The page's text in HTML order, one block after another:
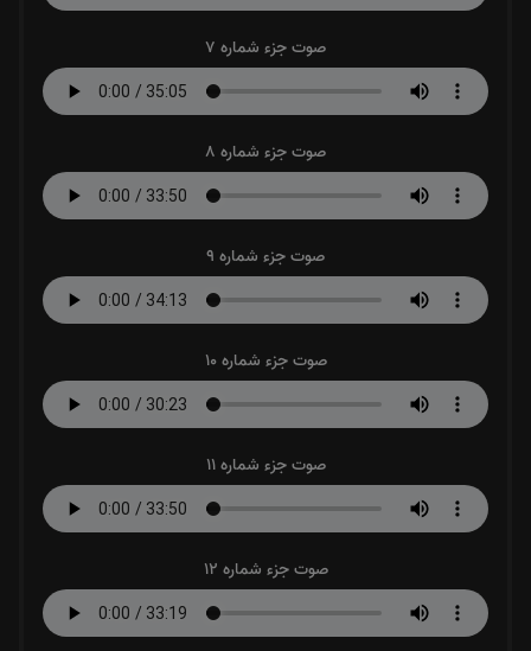
صوت جزء شماره 7
صوت جزء شماره 8
صوت جزء شماره 9
صوت جزء شماره 10
صوت جزء شماره 11
صوت جزء شماره 12